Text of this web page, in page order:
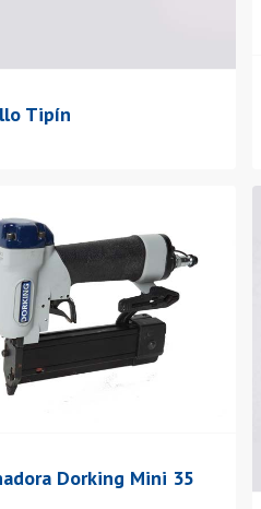
Tipín
Dorking Mini 35